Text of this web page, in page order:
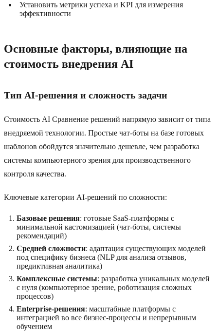
Установить метрики успеха и KPI для измерения
эффективности
Основные факторы, влияющие на
стоимость внедрения AI
Тип AI-решения и сложность задачи
Стоимость AI Сравнение решений напрямую зависит от типа
внедряемой технологии. Простые чат-боты на базе готовых
шаблонов обойдутся значительно дешевле, чем разработка
системы компьютерного зрения для производственного
контроля качества.
Ключевые категории AI-решений по сложности:
Базовые решения: готовые SaaS-платформы с
минимальной кастомизацией (чат-боты, системы
рекомендаций)
Средней сложности: адаптация существующих моделей
под специфику бизнеса (NLP для анализа отзывов,
предиктивная аналитика)
Комплексные системы: разработка уникальных моделей
с нуля (компьютерное зрение, роботизация сложных
процессов)
Enterprise-решения: масштабные платформы с
интеграцией во все бизнес-процессы и непрерывным
обучением